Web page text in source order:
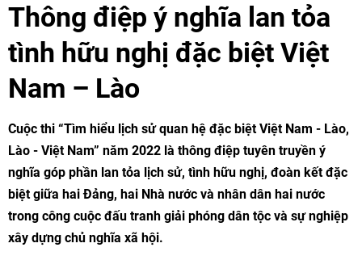
Thông điệp ý nghĩa lan tỏa
tình hữu nghị đặc biệt Việt
Nam – Lào
Cuộc thi “Tìm hiểu lịch sử quan hệ đặc biệt Việt Nam - Lào,
Lào - Việt Nam” năm 2022 là thông điệp tuyên truyền ý
nghĩa góp phần lan tỏa lịch sử, tình hữu nghị, đoàn kết đặc
biệt giữa hai Đảng, hai Nhà nước và nhân dân hai nước
trong công cuộc đấu tranh giải phóng dân tộc và sự nghiệp
xây dựng chủ nghĩa xã hội.